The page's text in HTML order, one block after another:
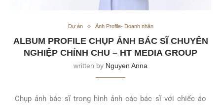
Dự án Ảnh Profile- Doanh nhân
ALBUM PROFILE CHỤP ẢNH BÁC SĨ CHUYÊN
NGHIỆP CHỈNH CHU – HT MEDIA GROUP
written by Nguyen Anna
Chụp ảnh bác sĩ trong hình ảnh các bác sĩ với chiếc áo